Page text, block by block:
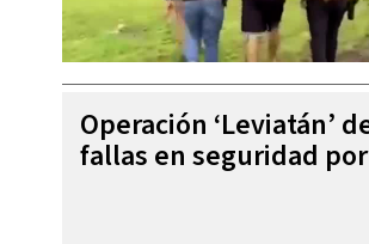
Operación ‘Leviatán’
fallas en seguridad